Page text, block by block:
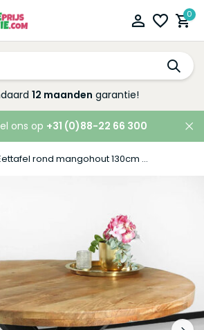
0
de laagsteprijsgarantie!
ons op +31 (0)88-22 66 300
rond mangohout 130cm ...